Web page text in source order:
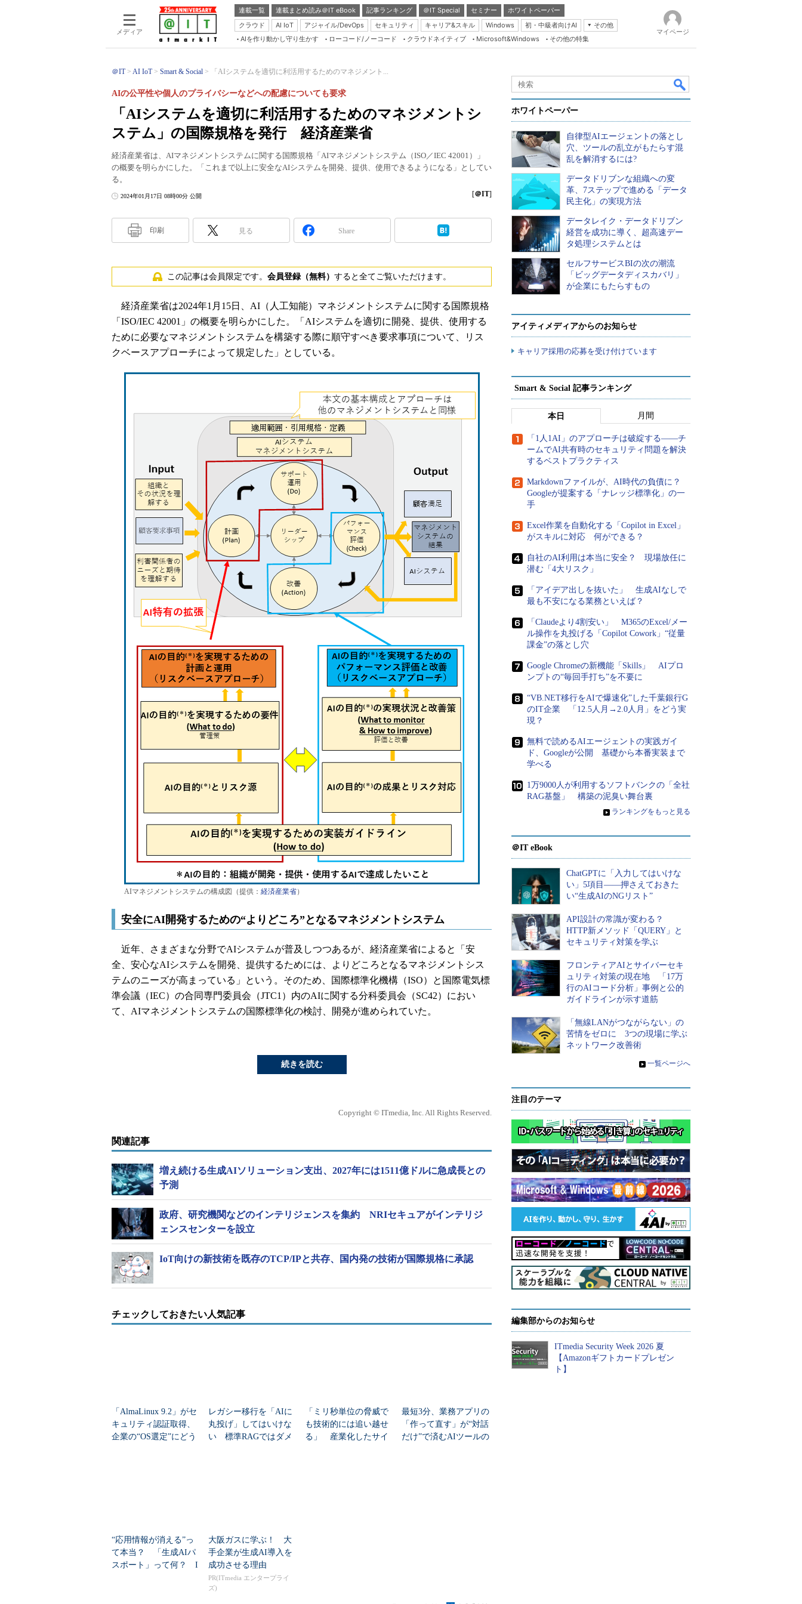
メディア
連載一覧 連載まとめ読み＠IT eBook 記事ランキング ＠IT Special セミナー
ホワイトペーパー
クラウド
AI IoT アジャイル/DevOps セキュリティ キャリア&スキル Windows 初・中級者向けAI
その他
Server & Storage
Java Agile
Database Expert
Linux ＆ OSS
Master of IP Network
Security & Trust
Test & Tools
AIを作り動かし守り生かす ローコード/ノーコード クラウドネイティブ Microsoft&Windows その他の特集
マイページ
＠IT AI IoT Smart & Social 「AIシステムを適切に利活用するためのマネジメント...
「AIシステムを適切に利活用するためのマネジメントシ
ステム」の国際規格を発行 経済産業省
AIの公平性や個人のプライバシーなどへの配慮についても要求
経済産業省は、AIマネジメントシステムに関する国際規格「AIマネジメントシステム（ISO／IEC 42001）」
の概要を明らかにした。「これまで以上に安全なAIシステムを開発、提供、使用できるようになる」としてい
る。
2024年01月17日 08時00分 公開 [＠IT]
印刷 見る Share
この記事は会員限定です。 会員登録（無料） すると全てご覧いただけます。
経済産業省は2024年1月15日、AI（人工知能）マネジメントシステムに関する国際規格
「ISO/IEC 42001」の概要を明らかにした。「AIシステムを適切に開発、提供、使用する
ために必要なマネジメントシステムを構築する際に順守すべき要求事項について、リス
クベースアプローチによって規定した」としている。
AIマネジメントシステムの構成図（提供： 経済産業省）
安全にAI開発するための“よりどころ”となるマネジメントシステム
近年、さまざまな分野でAIシステムが普及しつつあるが、経済産業省によると「安
全、安心なAIシステムを開発、提供するためには、よりどころとなるマネジメントシス
テムのニーズが高まっている」という。そのため、国際標準化機構（ISO）と国際電気標
準会議（IEC）の合同専門委員会（JTC1）内のAIに関する分科委員会（SC42）におい
て、AIマネジメントシステムの国際標準化の検討、開発が進められていた。
続きを読む
Copyright © ITmedia, Inc. All Rights Reserved.
関連記事
増え続ける生成AIソリューション支出、2027年には1511億ドルに急成長との
予測
政府、研究機関などのインテリジェンスを集約 NRIセキュアがインテリジ
ェンスセンターを設立
IoT向けの新技術を既存のTCP/IPと共存、国内発の技術が国際規格に承認
チェックしておきたい人気記事
「AlmaLinux 9.2」がセ
キュリティ認証取得、
企業の“OS選定”にどう
レガシー移行を「AIに
丸投げ」してはいけな
い 標準RAGではダメ
「ミリ秒単位の脅威で
も技術的には追い越せ
る」 産業化したサイ
最短3分、業務アプリの
「作って直す」が“対話
だけ”で済むAIツールの
“応用情報が消える”っ
て本当？ 「生成AIパ
スポート」って何？ I
大阪ガスに学ぶ！ 大
手企業が生成AI導入を
成功させる理由
PR(ITmedia エンタープライ
ズ)
ホワイトペーパー
自律型AIエージェントの落とし
穴、ツールの乱立がもたらす混
乱を解消するには?
データドリブンな組織への変
革、7ステップで進める「データ
民主化」の実現方法
データレイク・データドリブン
経営を成功に導く、超高速デー
タ処理システムとは
セルフサービスBIの次の潮流
「ビッグデータディスカバリ」
が企業にもたらすもの
アイティメディアからのお知らせ
キャリア採用の応募を受け付けています
Smart & Social 記事ランキング
本日 月間
「1人1AI」のアプローチは破綻する――チ
ームでAI共有時のセキュリティ問題を解決
するベストプラクティス
Markdownファイルが、AI時代の負債に？
Googleが提案する「ナレッジ標準化」の一
手
Excel作業を自動化する「Copilot in Excel」
がスキルに対応 何ができる？
自社のAI利用は本当に安全？ 現場放任に
潜む「4大リスク」
「アイデア出しを抜いた」 生成AIなしで
最も不安になる業務といえば？
「Claudeより4割安い」 M365のExcel/メー
ル操作を丸投げる「Copilot Cowork」“従量
課金”の落とし穴
Google Chromeの新機能「Skills」 AIプロ
ンプトの“毎回手打ち”を不要に
“VB.NET移行をAIで爆速化”した千葉銀行G
のIT企業 「12.5人月→2.0人月」をどう実
現？
無料で読めるAIエージェントの実践ガイ
ド、Googleが公開 基礎から本番実装まで
学べる
1万9000人が利用するソフトバンクの「全社
RAG基盤」 構築の泥臭い舞台裏
» ランキングをもっと見る
＠IT eBook
ChatGPTに「入力してはいけな
い」5項目――押さえておきた
い“生成AIのNGリスト”
API設計の常識が変わる？
HTTP新メソッド「QUERY」と
セキュリティ対策を学ぶ
フロンティアAIとサイバーセキ
ュリティ対策の現在地 「17万
行のAIコード分析」事例と公的
ガイドラインが示す道筋
「無線LANがつながらない」の
苦情をゼロに 3つの現場に学ぶ
ネットワーク改善術
» 一覧ページへ
注目のテーマ
編集部からのお知らせ
ITmedia Security Week 2026 夏
【Amazonギフトカードプレゼン
ト】